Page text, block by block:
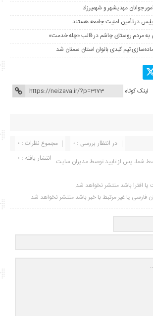
جوانان مهدیشهر و شهمیرزاد
پلیس در تأمین امنیت جامعه هستند
به مردم روستای چاشم در قالب «چله خدمت»
تیم کبدی بانوان استان سمنان شد
لینک کوتاه
مجموع نظرات : 0
در انتظار بررسی : 0
انتشار یافته : ۰ شما، پس از تایید توسط مدیران سایت
افترا باشد منتشر نخواهد شد.
فارسی یا غیر مرتبط با خبر باشد منتشر نخواهد شد.